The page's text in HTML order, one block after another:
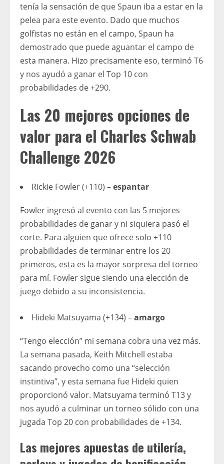
tenía la sensación de que Spaun iba a estar en la
pelea para este evento. Dado que muchos
golfistas no están en el campo, Spaun ha
demostrado que puede aguantar el campo de
esta manera. Hizo precisamente eso, terminó T6
y nos ayudó a ganar el Top 10 con
probabilidades de +290.
Las 20 mejores opciones de
valor para el Charles Schwab
Challenge 2026
Rickie Fowler (+110) –espantar
Fowler ingresó al evento con las 5 mejores
probabilidades de ganar y ni siquiera pasó el
corte. Para alguien que ofrece solo +110
probabilidades de terminar entre los 20
primeros, esta es la mayor sorpresa del torneo
para mí. Fowler sigue siendo una elección de
juego debido a su inconsistencia.
Hideki Matsuyama (+134) –amargo
“Tengo elección” mi semana cobra una vez más.
La semana pasada, Keith Mitchell estaba
sacando provecho como una “selección
instintiva”, y esta semana fue Hideki quien
proporcionó valor. Matsuyama terminó T13 y
nos ayudó a culminar un torneo sólido con una
jugada Top 20 con probabilidades de +134.
Las mejores apuestas de utilería,